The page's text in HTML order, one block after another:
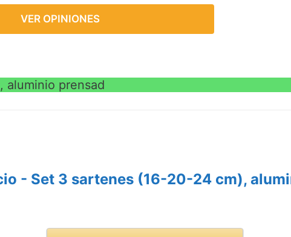
VER OPINIONES
aluminio prensad
- Set 3 sartenes (16-20-24 cm),